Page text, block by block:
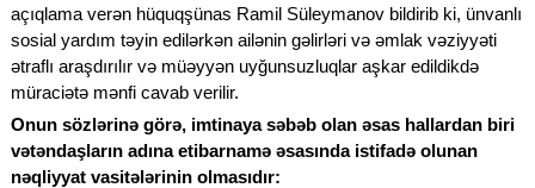
açıqlama verən hüquqşünas Ramil Süleymanov bildirib ki, ünvanlı
sosial yardım təyin edilərkən ailənin gəlirləri və əmlak vəziyyəti
ətraflı araşdırılır və müəyyən uyğunsuzluqlar aşkar edildikdə
müraciətə mənfi cavab verilir.
Onun sözlərinə görə, imtinaya səbəb olan əsas hallardan biri
vətəndaşların adına etibarnamə əsasında istifadə olunan
nəqliyyat vasitələrinin olmasıdır: